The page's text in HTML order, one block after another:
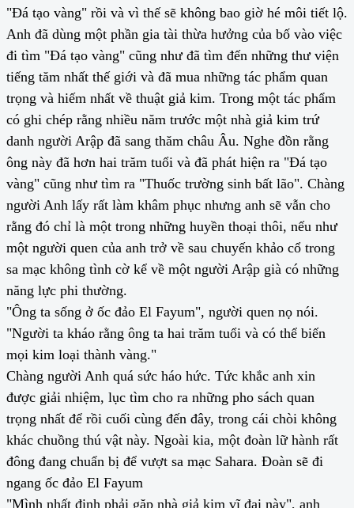
"Đá tạo vàng" rồi và vì thế sẽ không bao giờ hé môi tiết lộ.
Anh đã dùng một phần gia tài thừa hưởng của bố vào việc
đi tìm "Đá tạo vàng" cũng như đã tìm đến những thư viện
tiếng tăm nhất thế giới và đã mua những tác phẩm quan
trọng và hiếm nhất về thuật giả kim. Trong một tác phẩm
có ghi chép rằng nhiều năm trước một nhà giả kim trứ
danh người Arập đã sang thăm châu Âu. Nghe đồn rằng
ông này đã hơn hai trăm tuổi và đã phát hiện ra "Đá tạo
vàng" cũng như tìm ra "Thuốc trường sinh bất lão". Chàng
người Anh lấy rất làm khâm phục nhưng anh sẽ vẫn cho
rằng đó chỉ là một trong những huyền thoại thôi, nếu như
một người quen của anh trở về sau chuyến khảo cổ trong
sa mạc không tình cờ kể về một người Arập già có những
năng lực phi thường.
"Ông ta sống ở ốc đảo El Fayum", người quen nọ nói.
"Người ta kháo rằng ông ta hai trăm tuổi và có thể biến
mọi kim loại thành vàng."
Chàng người Anh quá sức háo hức. Tức khắc anh xin
được giải nhiệm, lục tìm cho ra những pho sách quan
trọng nhất để rồi cuối cùng đến đây, trong cái chòi không
khác chuồng thú vật này. Ngoài kia, một đoàn lữ hành rất
đông đang chuẩn bị để vượt sa mạc Sahara. Đoàn sẽ đi
ngang ốc đảo El Fayum
"Mình nhất định phải gặp nhà giả kim vĩ đại này", anh